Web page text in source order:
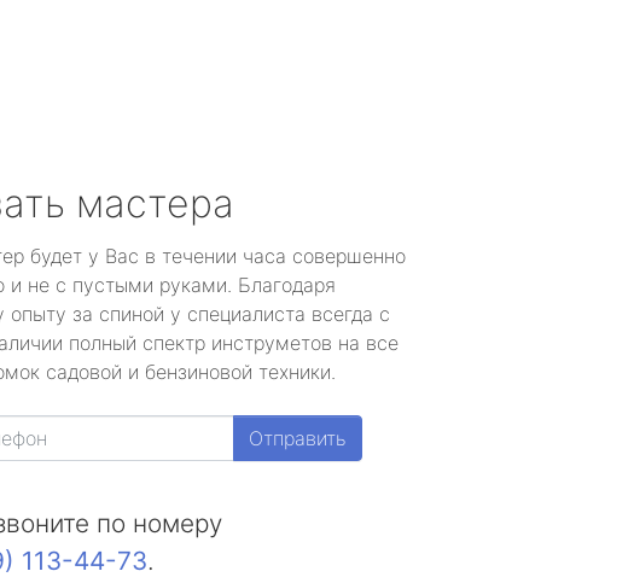
мастера
будет у Вас в течении часа совершенно
и не с пустыми руками. Благодаря
за спиной у специалиста всегда с
полный спектр инструметов на все
садовой и бензиновой техники.
Отправить
по номеру
113-44-73.